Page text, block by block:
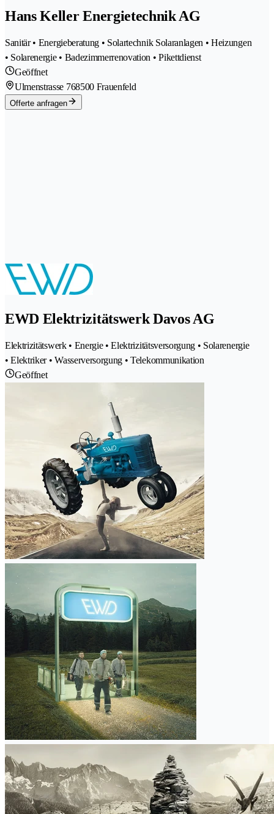
Hans Keller Energietechnik AG
Sanitär • Energieberatung • Solartechnik Solaranlagen • Heizungen
• Solarenergie • Badezimmerrenovation • Pikettdienst
Geöffnet
Ulmenstrasse 768500 Frauenfeld
Offerte anfragen
EWD Elektrizitätswerk Davos AG
Elektrizitätswerk • Energie • Elektrizitätsversorgung • Solarenergie
• Elektriker • Wasserversorgung • Telekommunikation
Geöffnet